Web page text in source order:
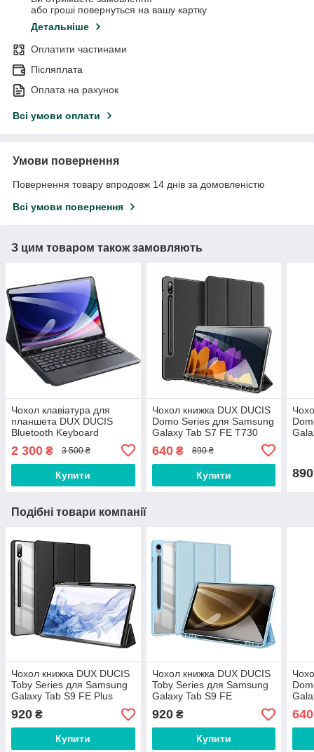
або гроші повернуться на вашу картку
Детальніше
Оплатити частинами
Післяплата
Оплата на рахунок
Всі умови оплати
Умови повернення
Повернення товару впродовж 14 днів за домовленістю
Всі умови повернення
З цим товаром також замовляють
Чохол клавіатура для
планшета DUX DUCIS
Bluetooth Keyboard
Galaxy Tab S7 FE T730
12.4'' Black
2 300 ₴ 3 500 ₴
Купити
Чохол книжка DUX DUCIS
Domo Series для Samsung
Galaxy Tab S7 FE T730
640₴ 890 ₴
Купити 890
Подібні товари компанії
Чохол книжка DUX DUCIS
Toby Series для Samsung
Galaxy Tab S9 FE Plus
12.4'' Black
920 ₴
Купити
Чохол книжка DUX DUCIS
Toby Series для Samsung
Galaxy Tab S9 FE
(X510/X516B) 10.9'' Blue
920₴
Купити
640